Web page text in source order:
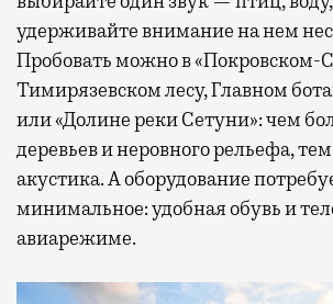
удерживайте внимание на нем
Пробовать можно в «Покровском-
Тимирязевском лесу, Главном
или «Долине реки Сетуни»: чем
деревьев и неровного рельефа,
акустика. А оборудование
минимальное: удобная обувь и
авиарежиме.